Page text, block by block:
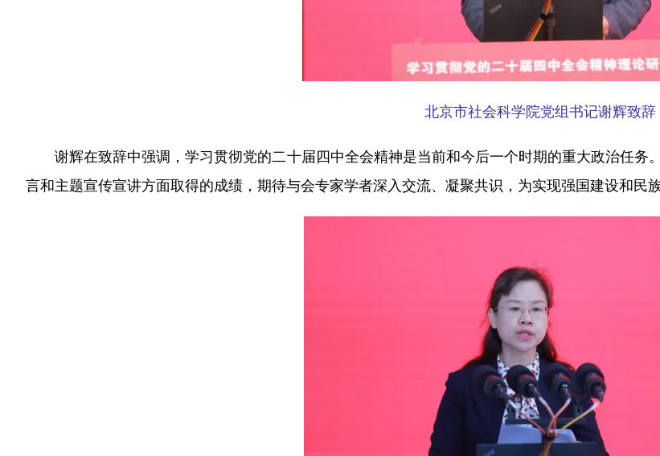
北京市社会科学院党组书记谢辉致辞
谢辉在致辞中强调，学习贯彻党的二十届四中全会精神是当前和今后一个时期的重大政治任务
言和主题宣传宣讲方面取得的成绩，期待与会专家学者深入交流、凝聚共识，为实现强国建设和民